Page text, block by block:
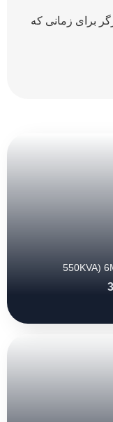
برای زمانی که